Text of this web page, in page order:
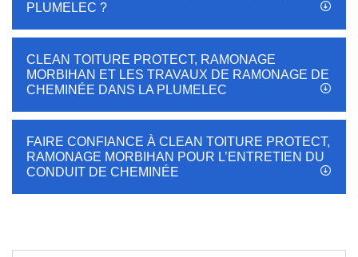
PLUMELEC ?
CLEAN TOITURE PROTECT, RAMONAGE
MORBIHAN ET LES TRAVAUX DE RAMONAGE DE
CHEMINÉE DANS LA PLUMELEC
FAIRE CONFIANCE À CLEAN TOITURE PROTECT,
RAMONAGE MORBIHAN POUR L’ENTRETIEN DU
CONDUIT DE CHEMINÉE